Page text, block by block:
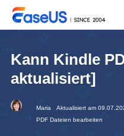
Kann Kindle
aktualisiert]
Maria
Aktualisiert am
PDF Dateien bearbeiten